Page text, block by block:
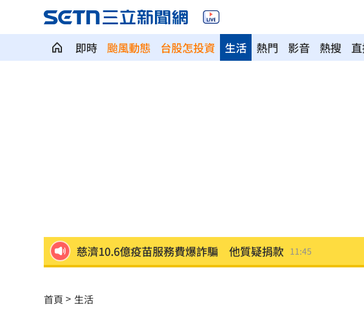
即時 颱風動態 台股怎投資 熱門 影音 熱搜
生活
吳子嘉斷言傅崐萁下場：早晚被抓進去關 11:39
昔嗆擋疫苗！慈濟遭詐10億 國民黨拒道歉
首頁 生活